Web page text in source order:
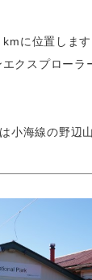
に位置します
クスプローラ
小海線の野辺